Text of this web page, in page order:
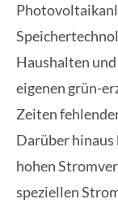
Haushalten
eigenen grün-
Zeiten
Darüber
hohen
speziellen